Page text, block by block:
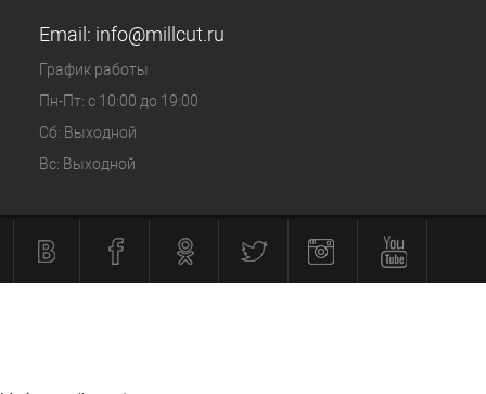
Email: info@millcut.ru
График работы
Пн-Пт: с 10:00 до 19:00
Сб: Выходной
Вс: Выходной